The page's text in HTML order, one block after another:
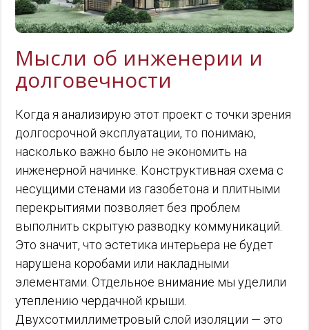
Мысли об инженерии и
долговечности
Когда я анализирую этот проект с точки зрения
долгосрочной эксплуатации, то понимаю,
насколько важно было не экономить на
инженерной начинке. Конструктивная схема с
несущими стенами из газобетона и плитными
перекрытиями позволяет без проблем
выполнить скрытую разводку коммуникаций.
Это значит, что эстетика интерьера не будет
нарушена коробами или накладными
элементами. Отдельное внимание мы уделили
утеплению чердачной крыши.
Двухсотмиллиметровый слой изоляции — это